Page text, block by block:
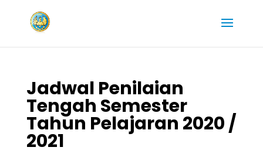
Jadwal Penilaian
Tengah Semester
Tahun Pelajaran 2020 /
2021